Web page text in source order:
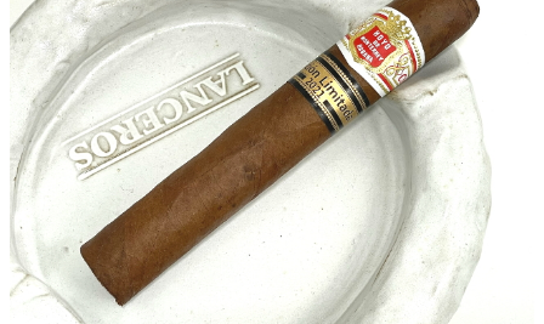
Memorandum 葉巻人
Cigar Map